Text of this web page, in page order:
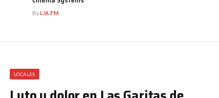
ByLIA FM
LOCALES